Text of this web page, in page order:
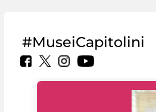
#MuseiCapitolini